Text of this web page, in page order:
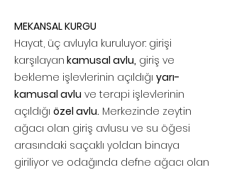
MEKANSAL KURGU
Hayat, üç avluyla kuruluyor: girişi
karşılayan kamusal avlu, giriş ve
bekleme işlevlerinin açıldığı yarı-
kamusal avlu ve terapi işlevlerinin
açıldığı özel avlu. Merkezinde zeytin
ağacı olan giriş avlusu ve su öğesi
arasındaki saçaklı yoldan binaya
giriliyor ve odağında defne ağacı olan